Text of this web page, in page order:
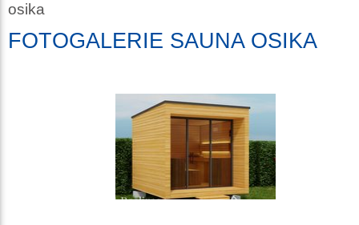
osika
FOTOGALERIE SAUNA OSIKA